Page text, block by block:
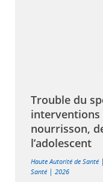
Trouble du
interventions
nourrisson,
l’adolescent
Haute Autorité de Santé |
Santé | 2026